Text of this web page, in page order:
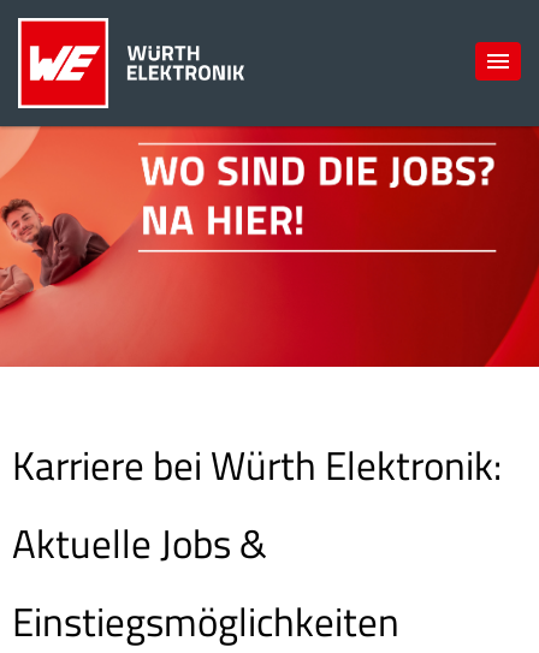
Karriere bei Würth Elektronik:
Aktuelle Jobs &
Einstiegsmöglichkeiten